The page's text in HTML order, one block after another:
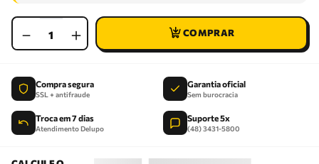
＋
－
Compra segura
SSL + antifraude
Garantia oficial
Sem burocracia
Troca em 7 dias
Atendimento Delupo
Suporte 5x
(48) 3431-5800